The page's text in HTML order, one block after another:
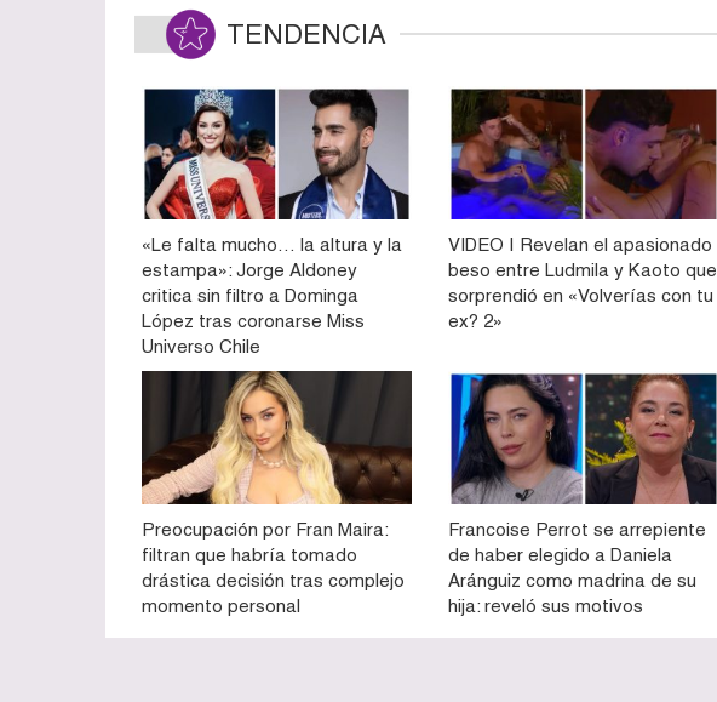
TENDENCIA
«Le falta mucho… la altura y la
estampa»: Jorge Aldoney
critica sin filtro a Dominga
López tras coronarse Miss
Universo Chile
VIDEO | Revelan el apasionado
beso entre Ludmila y Kaoto que
sorprendió en «Volverías con tu
ex? 2»
Preocupación por Fran Maira:
filtran que habría tomado
drástica decisión tras complejo
momento personal
Francoise Perrot se arrepiente
de haber elegido a Daniela
Aránguiz como madrina de su
hija: reveló sus motivos